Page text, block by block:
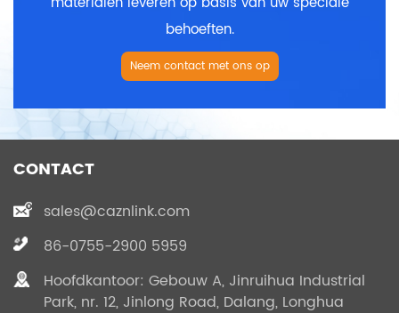
behoeften.
Neem contact met ons op
CONTACT
sales@caznlink.com
86-0755-2900 5959
Hoofdkantoor: Gebouw A, Jinruihua Industrial
Park, nr. 12, Jinlong Road, Dalang, Longhua